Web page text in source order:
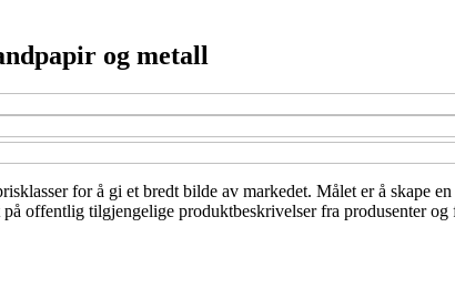
og metall
for å gi et bredt bilde av markedet. Målet er å skape
offentlig tilgjengelige produktbeskrivelser fra produsenter og